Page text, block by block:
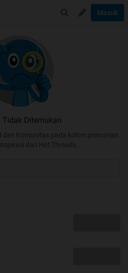
Masuk
Tidak Ditemukan
Komunitas pada kolom pencarian.
dari Hot Threads.